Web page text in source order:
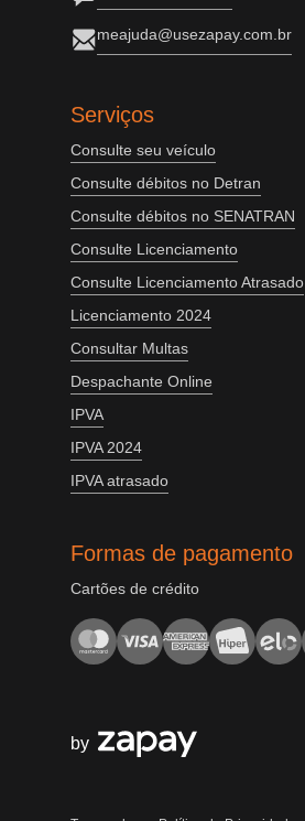
meajuda@usezapay.com.br
Serviços
Consulte seu veículo
Consulte débitos no Detran
Consulte débitos no SENATRAN
Consulte Licenciamento
Consulte Licenciamento Atrasado
Licenciamento 2024
Consultar Multas
Despachante Online
IPVA
IPVA 2024
IPVA atrasado
Formas de pagamento
Cartões de crédito
by